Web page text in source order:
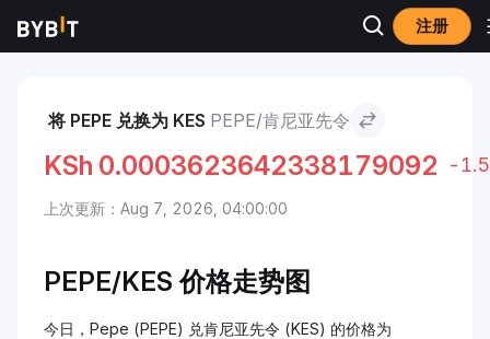
注册
市场 Pepe 价格 PEPE
将 PEPE 兑换为 KES PEPE/肯尼亚先令
KSh 0.0003623642338179092 -
上次更新：Aug 7, 2026, 04:00:00
PEPE/KES 价格走势图
今日，Pepe (PEPE) 兑肯尼亚先令 (KES) 的价格为